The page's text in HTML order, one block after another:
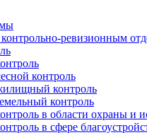
ревизионным
контроль
контроль
контроль
в области охраны и
в сфере